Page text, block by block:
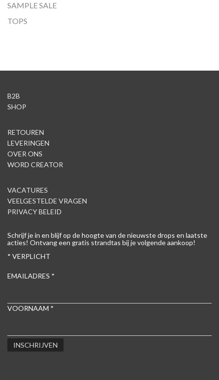
SAMPLE SALE
TOPS
B2B
SHOP
RETOUREN
LEVERINGEN
OVER ONS
WORD CREATOR
VACATURES
VEELGESTELDE VRAGEN
PRIVACY BELEID
Schrijf je in en blijf op de hoogte van de nieuwste drops en laatste
acties! Ontvang een gratis strandtas bij je volgende aankoop!
* VERPLICHT
EMAILADRES *
VOORNAAM *